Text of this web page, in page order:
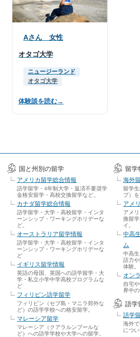
Aさん 女性
オタゴ大学
ニュージーランド
オタゴ大学
体験談を読む→
国と州別の留学
アメリカ留学総合情報
語学留学・4年制大学・返済不要奨学
金格安留学・高校交換留学など。
カナダ留学総合情報
語学留学・大学・高校留学・インタ
ーンシップ・ワーキングホリデーな
ど。
オーストラリア留学情報
語学留学・大学・高校留学・インタ
ーンシップ・ワーキングホリデーな
ど
イギリス留学情報
英語の母国、英国への語学留学・大
学・私立小学中学高校プログラムな
ど
フィリピン語学留学
フィリピン（セブ島・マニラ郊外な
ど）の語学学校への格安留学。
マレーシア留学
マレーシア（クアラルンプールな
ど）への語学学校や大学への留学。
留学
海外
留学
プ）
アメ
アメ
換留
イ。
中高
ム
中高
語力
体験。
オン
自宅
界中
語学
語学
海外
につ